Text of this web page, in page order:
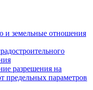
и земельные отношения
разрешения на
предельных параметров